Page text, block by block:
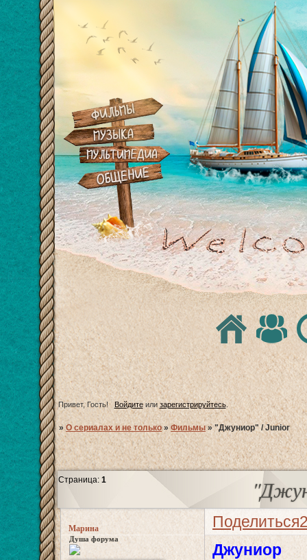
Привет, Гость! Войдитеили зарегистрируйтесь.
»О сериалах и не только »Фильмы »"Джуниор" / Junior
Страница:1
Поделиться
Марина
Душа форума
Джуниор